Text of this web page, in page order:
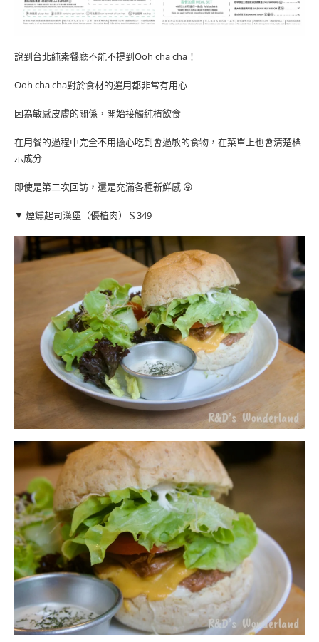
說到台北純素餐廳不能不提到Ooh cha cha！
Ooh cha cha對於食材的選用都非常有用心
因為敏感皮膚的關係，開始接觸純植飲食
在用餐的過程中完全不用擔心吃到會過敏的食物，在菜單上也會清楚標
示成分
即使是第二次回訪，還是充滿各種新鮮感 😝
▼ 煙燻起司漢堡（優植肉）＄349